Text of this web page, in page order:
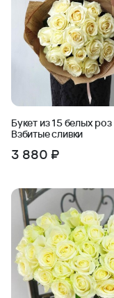
Букет из 15 белых роз
Взбитые сливки
3 880 ₽